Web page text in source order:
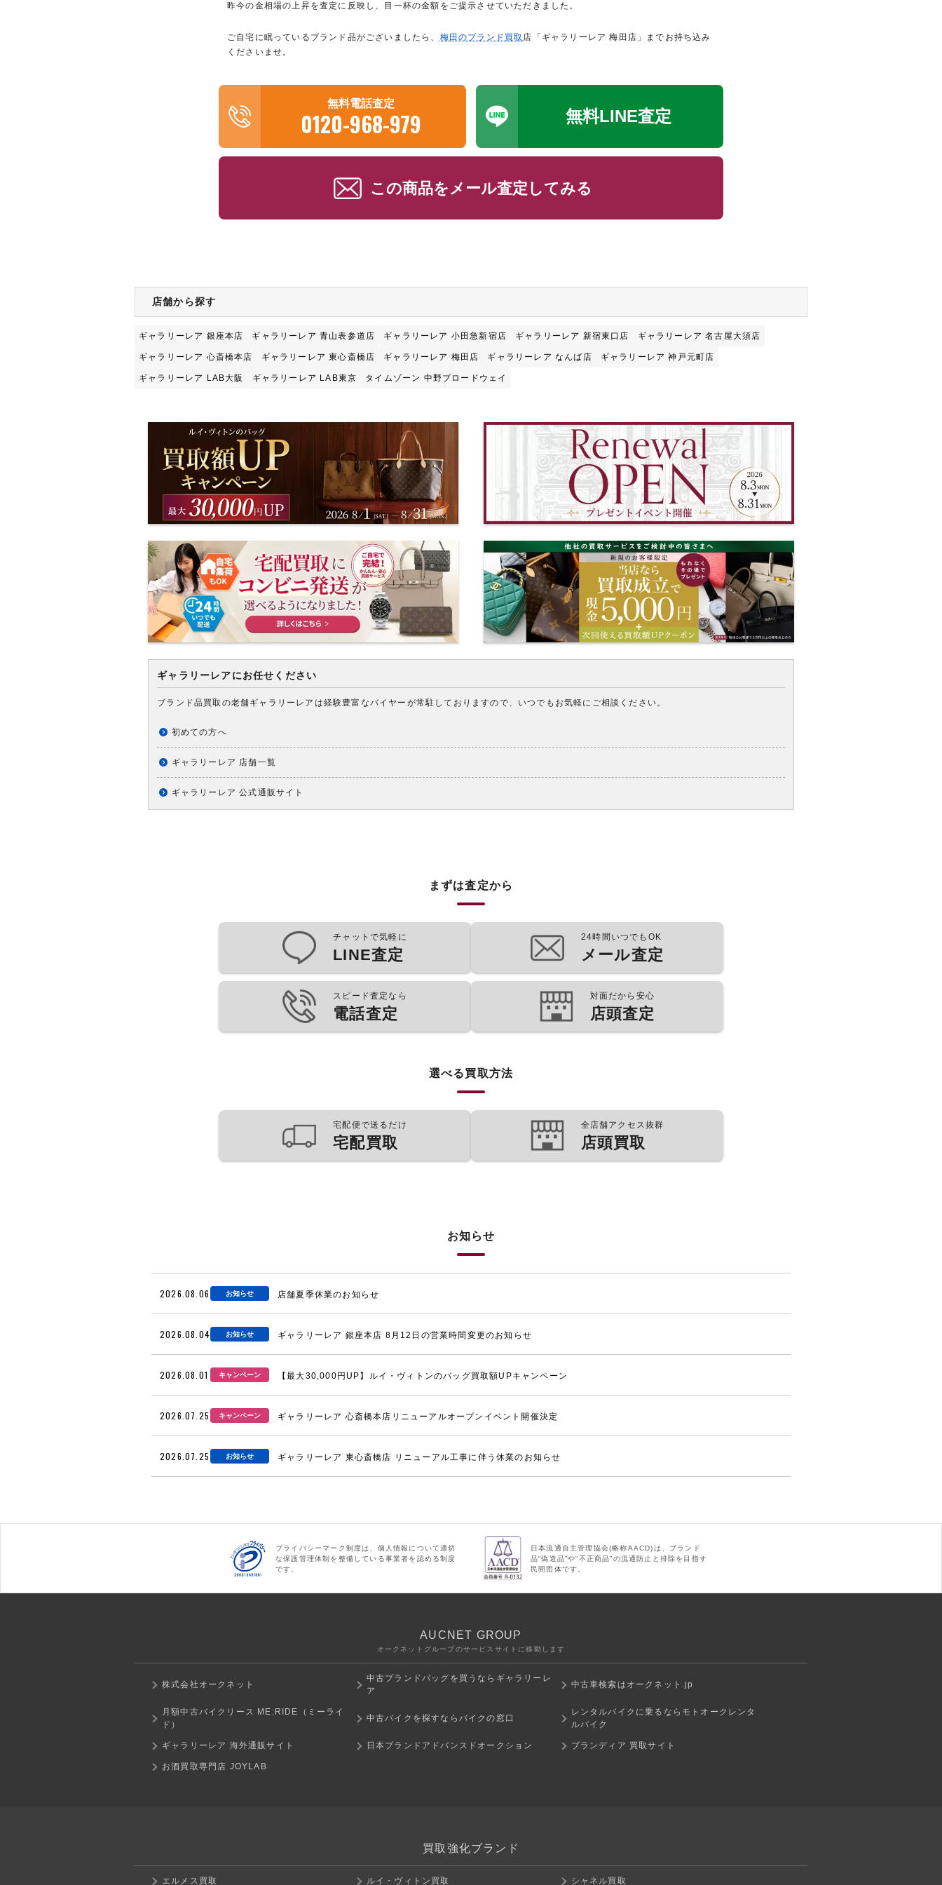
昨今の金相場の上昇を査定に反映し、目一杯の金額をご提示させていただきました。
ご自宅に眠っているブランド品がございましたら、 梅田のブランド買取 店「ギャラリーレア 梅田店」までお持ち込み
くださいませ。
無料電話査定
0120-968-979 無料LINE査定
この商品をメール査定してみる
ギャラリーレアにお任せください
ブランド品買取の老舗ギャラリーレアは経験豊富なバイヤーが常駐しておりますので、いつでもお気軽にご相談ください。
初めての方へ
ギャラリーレア 店舗一覧
ギャラリーレア 公式通販サイト
店舗から探す
ギャラリーレア 銀座本店 ギャラリーレア 青山表参道店 ギャラリーレア 小田急新宿店 ギャラリーレア 新宿東口店 ギャラリーレア 名古屋大須店
ギャラリーレア 心斎橋本店 ギャラリーレア 東心斎橋店 ギャラリーレア 梅田店 ギャラリーレア なんば店 ギャラリーレア 神戸元町店
ギャラリーレア LAB大阪 ギャラリーレア LAB東京 タイムゾーン 中野ブロードウェイ
まずは査定から
チャットで気軽に
LINE査定
24時間いつでもOK
メール査定
スピード査定なら
電話査定
対面だから安心
店頭査定
選べる買取方法
宅配便で送るだけ
宅配買取
全店舗アクセス抜群
店頭買取
お知らせ
2026.08.06 お知らせ 店舗夏季休業のお知らせ
2026.08.04 お知らせ ギャラリーレア 銀座本店 8月12日の営業時間変更のお知らせ
2026.08.01 キャンペーン 【最大30,000円UP】ルイ・ヴィトンのバッグ買取額UPキャンペーン
2026.07.25 キャンペーン ギャラリーレア 心斎橋本店リニューアルオープンイベント開催決定
2026.07.25 お知らせ ギャラリーレア 東心斎橋店 リニューアル工事に伴う休業のお知らせ
プライバシーマーク制度は、個人情報について適切
な保護管理体制を整備している事業者を認める制度
です。
日本流通自主管理協会(略称AACD)は、ブランド
品“偽造品”や“不正商品”の流通防止と排除を目指す
民間団体です。
AUCNET GROUP
オークネットグループのサービスサイトに移動します
株式会社オークネット
中古ブランドバッグを買うならギャラリーレ
ア
中古車検索はオークネット.jp
月額中古バイクリース ME:RIDE（ミーライ
ド）
中古バイクを探すならバイクの窓口
レンタルバイクに乗るならモトオークレンタ
ルバイク
ギャラリーレア 海外通販サイト 日本ブランドアドバンスドオークション ブランディア 買取サイト
お酒買取専門店 JOYLAB
買取強化ブランド
エルメス買取 ルイ・ヴィトン買取 シャネル買取